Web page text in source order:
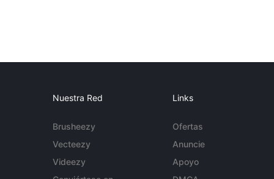
Nuestra Red
Brusheezy
Vecteezy
Videezy
Links
Ofertas
Anuncie
Apoyo